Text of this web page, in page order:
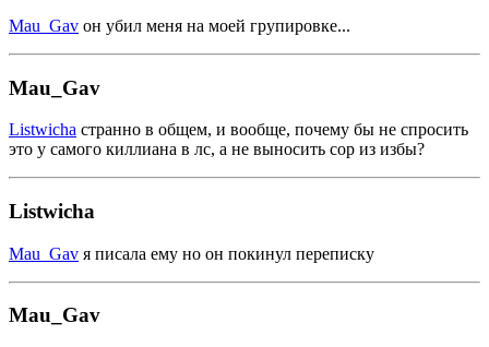
Mau_Gav он убил меня на моей групировке...
Mau_Gav
Listwicha странно в общем, и вообще, почему бы не спросить
это у самого киллиана в лс, а не выносить сор из избы?
Listwicha
Mau_Gav я писала ему но он покинул переписку
Mau_Gav